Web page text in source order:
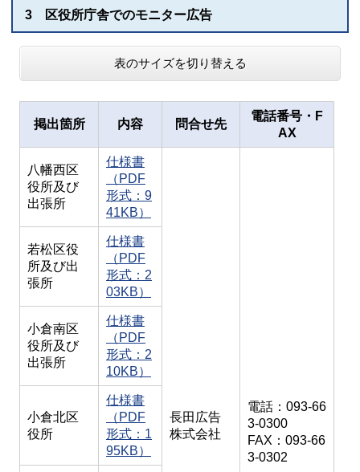
3 区役所庁舎でのモニター広告
表のサイズを切り替える
掲出箇所 内容 問合せ先
電話番号・F
AX
八幡西区
役所及び
出張所
仕様書
（PDF
形式：9
41KB）
長田広告
株式会社
電話：093-66
3-0300
FAX：093-66
3-0302
若松区役
所及び出
張所
仕様書
（PDF
形式：2
03KB）
小倉南区
役所及び
出張所
仕様書
（PDF
形式：2
10KB）
小倉北区
役所
仕様書
（PDF
形式：1
95KB）